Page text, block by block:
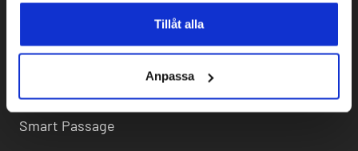
Tillåt alla
Anpassa
Amido External
Smart Passage